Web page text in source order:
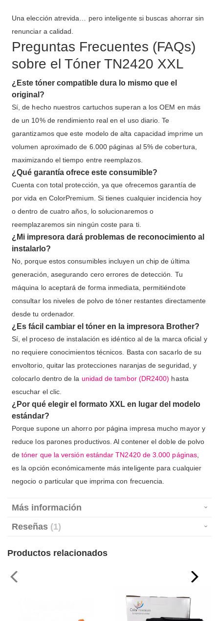
Una elección atrevida… pero inteligente si buscas ahorrar sin
renunciar a calidad.
Preguntas Frecuentes (FAQs)
sobre el Tóner TN2420 XXL
¿Este tóner compatible dura lo mismo que el
original?
Sí, de hecho nuestros cartuchos superan a los OEM en más
de un 10% de rendimiento real en el uso diario. Te
garantizamos que este modelo de alta capacidad imprime un
volumen aproximado de 6.000 páginas al 5% de cobertura,
maximizando el tiempo entre reemplazos.
¿Qué garantía ofrece este consumible?
Cuenta con total protección, ya que ofrecemos garantía de
por vida en ColorPremium. Si tienes cualquier incidencia hoy
o dentro de cuatro años, lo solucionaremos o
reemplazaremos sin ningún coste para ti.
¿Mi impresora dará problemas de reconocimiento al
instalarlo?
No, porque estos consumibles incluyen un chip de última
generación, asegurando cero errores de detección. Tu
máquina lo aceptará de forma inmediata, permitiéndote
consultar los niveles de polvo de tóner restantes directamente
desde tu ordenador.
¿Es fácil cambiar el tóner en la impresora Brother?
Sí, el proceso de instalación es idéntico al de la marca oficial y
no requiere conocimientos técnicos. Basta con sacarlo de su
envoltorio, quitar las protecciones naranjas de seguridad, y
colocarlo dentro de la unidad de tambor (DR2400) hasta
escuchar el clic.
¿Por qué elegir el formato XXL en lugar del modelo
estándar?
Porque supone un ahorro por página impresa mucho mayor y
reduce los parones productivos. Al contener el doble de polvo
detóner que la versión estándar TN2420 de 3.000 páginas,
es la opción económicamente más inteligente para cualquier
negocio o particular que imprima con frecuencia.
Más información
Reseñas 1
Productos relacionados